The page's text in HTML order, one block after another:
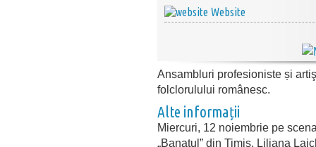
Website
Ansambluri profesioniste și
folclorulului românesc.
Alte informații
Miercuri, 12 noiembrie pe
„Banatul” din Timiș, Liliana